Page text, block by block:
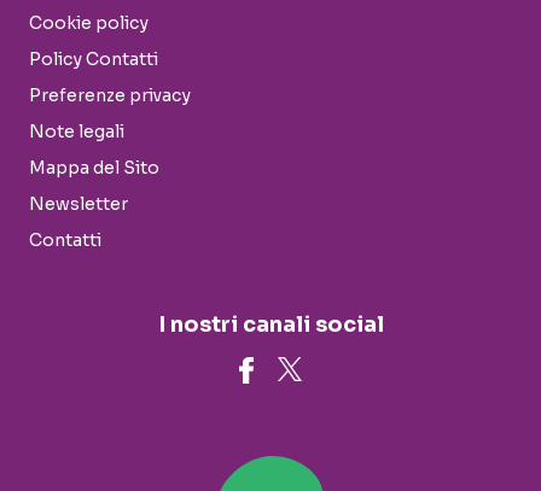
Cookie policy
Policy Contatti
Preferenze privacy
Note legali
Mappa del Sito
Newsletter
Contatti
I nostri canali social